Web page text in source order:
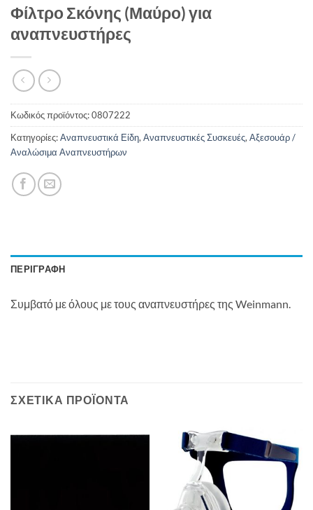
Φίλτρο Σκόνης (Μαύρο) για
αναπνευστήρες
Κωδικός προϊόντος:0807222
Κατηγορίες:Αναπνευστικά Είδη, Αναπνευστικές Συσκευές, Αξεσουάρ /
Αναλώσιμα Αναπνευστήρων
ΠΕΡΙΓΡΑΦΉ
Συμβατό με όλους με τους αναπνευστήρες της Weinmann.
ΣΧΕΤΙΚΆ ΠΡΟΪΌΝΤΑ